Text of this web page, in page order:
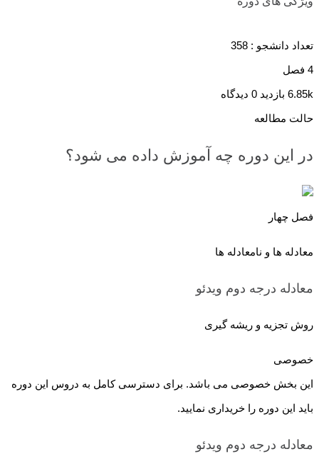
تعداد دانشجو : 358
4 فصل
6.85k بازدید
حالت مطالعه
در این دوره چه آموزش داده می شود؟
فصل چهار
معادله ها و نامعادله ها
معادله درجه دوم ویدئو
روش تجزیه و ریشه گیری
خصوصی
این بخش خصوصی می باشد. برای دسترسی کامل به دروس این دوره
باید این دوره را خریداری نمایید.
معادله درجه دوم ویدئو